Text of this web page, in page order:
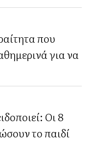
που
για να
Οι 8
το παιδί